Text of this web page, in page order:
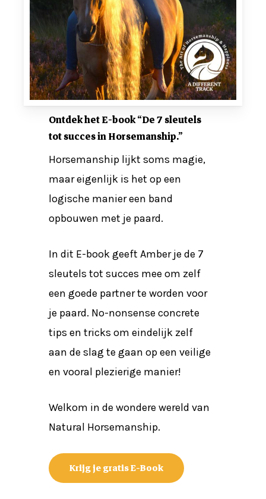
Ontdek het E-book “De 7 sleutels
tot succes in Horsemanship.”
Horsemanship lijkt soms magie,
maar eigenlijk is het op een
logische manier een band
opbouwen met je paard.
In dit E-book geeft Amber je de 7
sleutels tot succes mee om zelf
een goede partner te worden voor
je paard. No-nonsense concrete
tips en tricks om eindelijk zelf
aan de slag te gaan op een veilige
en vooral plezierige manier!
Welkom in de wondere wereld van
Natural Horsemanship.
Krijg je gratis E-Book